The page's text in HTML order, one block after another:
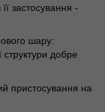
застосування -
шару:
структури добре
пристосування на